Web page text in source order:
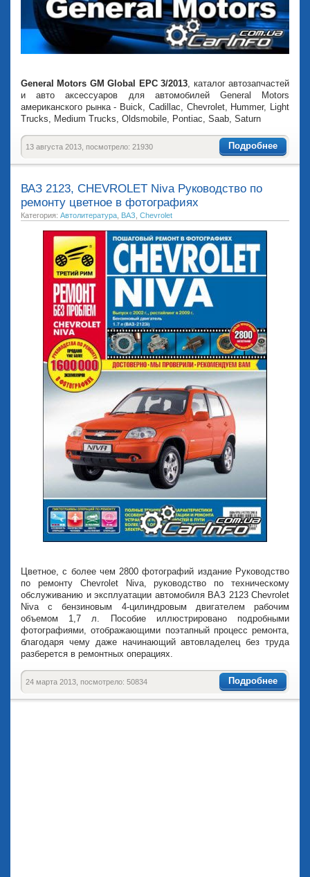
General Motors GM Global EPC 3/2013, каталог автозапчастей
и авто аксессуаров для автомобилей General Motors
американского рынка - Buick, Cadillac, Chevrolet, Hummer, Light
Trucks, Medium Trucks, Oldsmobile, Pontiac, Saab, Saturn
Подробнее
13 августа 2013, посмотрело: 21930
ВАЗ 2123, CHEVROLET Niva Руководство по
ремонту цветное в фотографиях
Категория: Автолитература ВАЗ Chevrolet
Цветное, с более чем 2800 фотографий издание Руководство
по ремонту Chevrolet Niva, руководство по техническому
обслуживанию и эксплуатации автомобиля ВАЗ 2123 Chevrolet
Niva с бензиновым 4-цилиндровым двигателем рабочим
объемом 1,7 л. Пособие иллюстрировано подробными
фотографиями, отображающими поэтапный процесс ремонта,
благодаря чему даже начинающий автовладелец без труда
разберется в ремонтных операциях.
Подробнее
24 марта 2013, посмотрело: 50834